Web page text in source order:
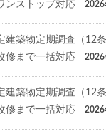
ンストップ対応
2026
建築物定期調査（12
修まで一括対応
2026
建築物定期調査（12
修まで一括対応
2026